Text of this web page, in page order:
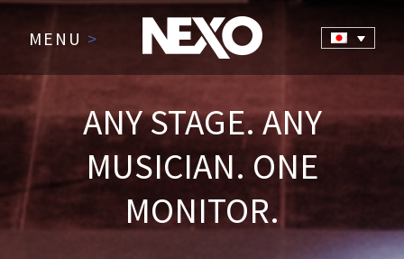
MENU >
ANY STAGE. ANY
MUSICIAN. ONE
MONITOR.